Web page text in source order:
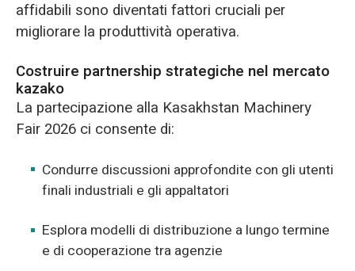
affidabili sono diventati fattori cruciali per
migliorare la produttività operativa.
Costruire partnership strategiche nel mercato
kazako
La partecipazione alla Kasakhstan Machinery
Fair 2026 ci consente di:
Condurre discussioni approfondite con gli utenti
finali industriali e gli appaltatori
Esplora modelli di distribuzione a lungo termine
e di cooperazione tra agenzie